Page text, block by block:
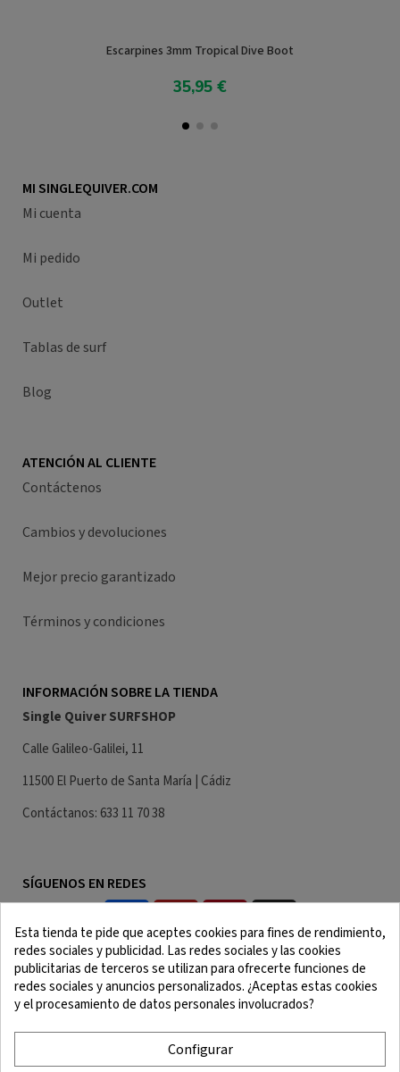
Escarpines 3mm Tropical Dive Boot
35,95 €
Añadir al carrito
MI SINGLEQUIVER.COM
Mi cuenta
Mi pedido
Outlet
Tablas de surf
Blog
ATENCIÓN AL CLIENTE
Contáctenos
Cambios y devoluciones
Mejor precio garantizado
Términos y condiciones
INFORMACIÓN SOBRE LA TIENDA
Single Quiver SURFSHOP
Calle Galileo-Galilei, 11
11500 El Puerto de Santa María | Cádiz
Contáctanos: 633 11 70 38
SÍGUENOS EN REDES
Aviso Legal
Términos y Condiciones
Esta tienda te pide que aceptes cookies para fines de rendimiento,
redes sociales y publicidad. Las redes sociales y las cookies
publicitarias de terceros se utilizan para ofrecerte funciones de
redes sociales y anuncios personalizados. ¿Aceptas estas cookies
y el procesamiento de datos personales involucrados?
Configurar